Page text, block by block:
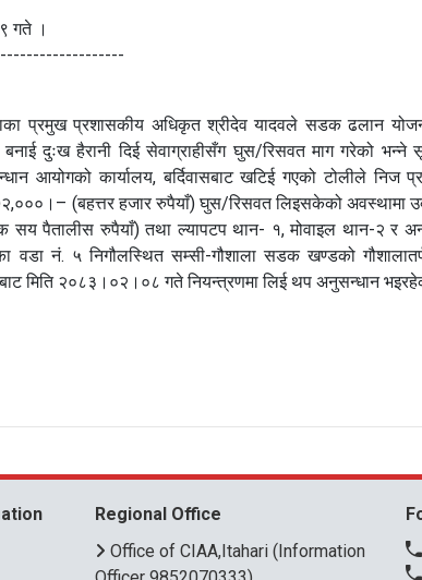
गते ।
प्रमुख प्रशासकीय अधिकृत श्रीदेव यादवले सडक ढलान
बनाई दुःख हैरानी दिई सेवाग्राहीसँग घुस/रिसवत माग गरेको
आयोगको कार्यालय, बर्दिवासबाट खटिई गएको टोलीले निज
(बहत्तर हजार रुपैयाँ) घुस/रिसवत लिइसकेको
सय पैतालीस रुपैयाँ) तथा ल्यापटप थान- १, मोवाइल थान-२ र
वडा नं. ५ निगौलस्थित सम्सी-गौशाला सडक खण्डको
मिति २०८३।०२।०८ गते नियन्त्रणमा लिई थप अनुसन्धान
Regional Office
Office of CIAA,Itahari (Information